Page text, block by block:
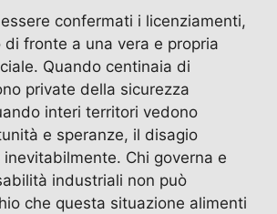
confermati i licenziamenti,
di fronte a una vera e propria
Quando centinaia di
private della sicurezza
interi territori vedono
e speranze, il disagio
inevitabilmente. Chi governa e
industriali non può
che questa situazione alimenti